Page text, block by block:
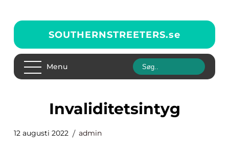
SOUTHERNSTREETERS.se
Menu
invaliditetsintyg
12 augusti 2022 admin